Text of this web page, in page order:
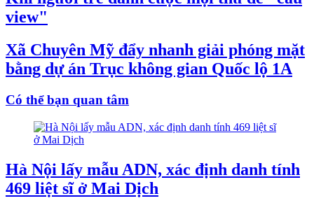
view"
Xã Chuyên Mỹ đẩy nhanh giải phóng mặt
bằng dự án Trục không gian Quốc lộ 1A
Có thể bạn quan tâm
Hà Nội lấy mẫu ADN, xác định danh tính
469 liệt sĩ ở Mai Dịch